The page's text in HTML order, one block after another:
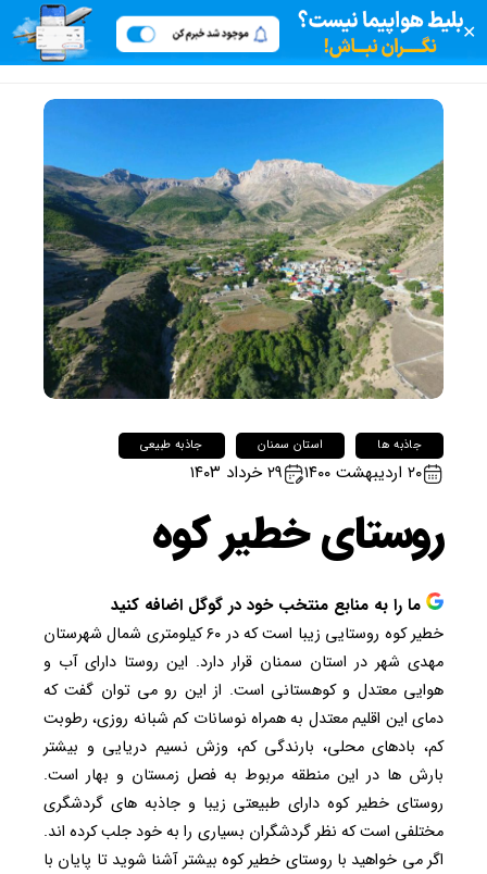
✕
جاذبه ها استان سمنان جاذبه طبیعی
۲۰ اردیبهشت ۱۴۰۰ ۲۹ خرداد ۱۴۰۳
روستای خطیر کوه
ما را به منابع منتخب خود در گوگل اضافه کنید
خطیر کوه روستایی زیبا است که در ۶۰ کیلومتری شمال شهرستان
مهدی شهر در استان سمنان قرار دارد. این روستا دارای آب و
هوایی معتدل و کوهستانی است. از این رو می توان گفت که
دمای این اقلیم معتدل به همراه نوسانات کم شبانه روزی، رطوبت
کم، بادهای محلی، بارندگی کم، وزش نسیم دریایی و بیشتر
بارش ها در این منطقه مربوط به فصل زمستان و بهار است.
روستای خطیر کوه دارای طبیعتی زیبا و جاذبه های گردشگری
مختلفی است که نظر گردشگران بسیاری را به خود جلب کرده اند.
اگر می خواهید با روستای خطیر کوه بیشتر آشنا شوید تا پایان با